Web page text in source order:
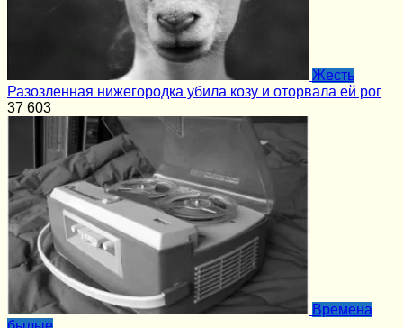
Жесть
Разозленная нижегородка убила козу и оторвала ей рог
37 603
Времена